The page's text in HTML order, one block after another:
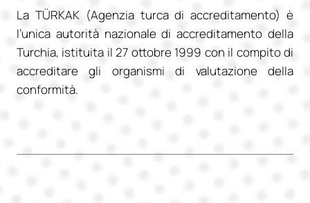
La TÜRKAK (Agenzia turca di accreditamento) è
l’unica autorità nazionale di accreditamento della
Turchia, istituita il 27 ottobre 1999 con il compito di
accreditare gli organismi di valutazione della
conformità.